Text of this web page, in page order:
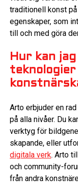
traditionell konst
egenskaper, som
till och med göra
Hur kan
Arto erbjuder en
på alla nivåer. Du
verktyg för
skapande, eller
digitala verk. Arto
och community-
från andra